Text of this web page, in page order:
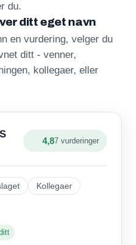
du.
ditt eget navn
en vurdering, velger du
ditt - venner,
kollegaer, eller
4,87 vurderinger
Kollegaer